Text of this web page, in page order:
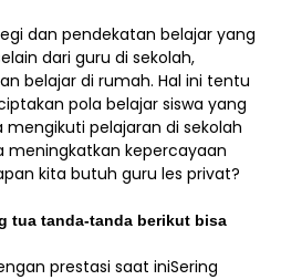
dan pendekatan belajar yang
dari guru di sekolah,
belajar di rumah. Hal ini tentu
pola belajar siswa yang
pelajaran di sekolah
meningkatkan kepercayaan
kita butuh guru les privat?
tua tanda-tanda berikut bisa
prestasi saat iniSering